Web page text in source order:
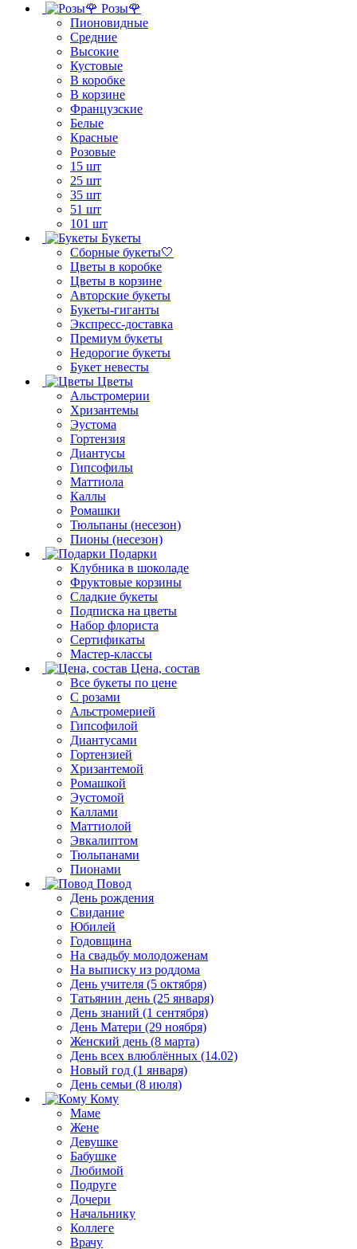
Розы🌹
Пионовидные
Средние
Высокие
Кустовые
В коробке
В корзине
Французские
Белые
Красные
Розовые
15 шт
25 шт
35 шт
51 шт
101 шт
Букеты
Сборные букеты🤍
Цветы в коробке
Цветы в корзине
Авторские букеты
Букеты-гиганты
Экспресс-доставка
Премиум букеты
Недорогие букеты
Букет невесты
Цветы
Альстромерии
Хризантемы
Эустома
Гортензия
Диантусы
Гипсофилы
Маттиола
Каллы
Ромашки
Тюльпаны (несезон)
Пионы (несезон)
Подарки
Клубника в шоколаде
Фруктовые корзины
Сладкие букеты
Подписка на цветы
Набор флориста
Сертификаты
Мастер-классы
Цена, состав
Все букеты по цене
С розами
Альстромерией
Гипсофилой
Диантусами
Гортензией
Хризантемой
Ромашкой
Эустомой
Каллами
Маттиолой
Эвкалиптом
Тюльпанами
Пионами
Повод
День рождения
Свидание
Юбилей
Годовщина
На свадьбу молодоженам
На выписку из роддома
День учителя (5 октября)
Татьянин день (25 января)
День знаний (1 сентября)
День Матери (29 ноября)
Женский день (8 марта)
День всех влюблённых (14.02)
Новый год (1 января)
День семьи (8 июля)
Кому
Маме
Жене
Девушке
Бабушке
Любимой
Подруге
Дочери
Начальнику
Коллеге
Врачу